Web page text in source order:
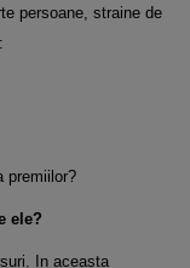
persoane, straine de
premiilor?
ele?
In aceasta